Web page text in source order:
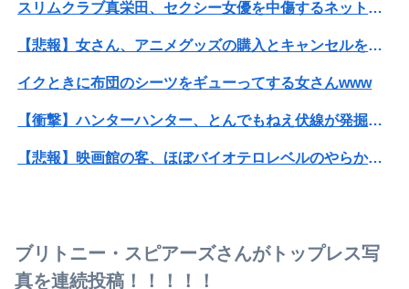
スリムクラブ真栄田、セクシー女優を中傷するネット民を痛烈批判！「車の中臭そう」
【悲報】女さん、アニメグッズの購入とキャンセルを繰り返して43億円の被害を与える
イクときに布団のシーツをギューってする女さんwww
【衝撃】ハンターハンター、とんでもねえ伏線が発掘される。クルタ族の虐殺犯人がツェリードニヒだった模様！
【悲報】映画館の客、ほぼバイオテロレベルのやらかしで観客が避難する事態にｗｗｗｗ
ブリトニー・スピアーズさんがトップレス写
真を連続投稿！！！！！